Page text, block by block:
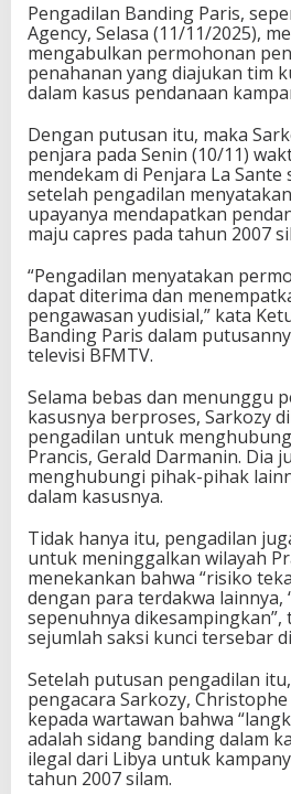
Pengadilan Banding Paris,
Agency, Selasa (11/11/2025),
mengabulkan permohonan
penahanan yang diajukan tim
dalam kasus pendanaan
Dengan putusan itu, maka
penjara pada Senin (10/11)
mendekam di Penjara La
setelah pengadilan
upayanya mendapatkan
maju capres pada tahun 2007
“Pengadilan menyatakan
dapat diterima dan
pengawasan yudisial,” kata
Banding Paris dalam
televisi BFMTV.
Selama bebas dan menunggu
kasusnya berproses, Sarkozy
pengadilan untuk
Prancis, Gerald Darmanin. Dia
menghubungi pihak-pihak
dalam kasusnya.
Tidak hanya itu, pengadilan
untuk meninggalkan wilayah
menekankan bahwa “risiko
dengan para terdakwa lainnya,
sepenuhnya
sejumlah saksi kunci tersebar
Setelah putusan pengadilan
pengacara Sarkozy,
kepada wartawan bahwa
adalah sidang banding dalam
ilegal dari Libya untuk
tahun 2007 silam.